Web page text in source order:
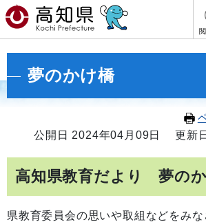
夢のかけ橋
公開日 2024年04月09日
更新
高知県教育だより 夢の
県教育委員会の思いや取組などをみ